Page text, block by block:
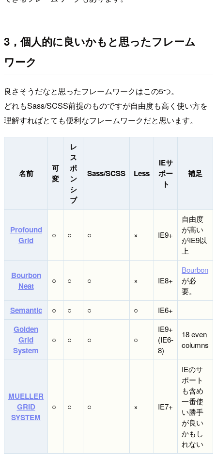
3，個人的に良いかもと思ったフレーム
ワーク
良さそうだなと思ったフレームワークはこの5つ。
どれもSass/SCSS前提のものですが自由度も高く使い方を
理解すればとても便利なフレームワークだと思います。
名前
可
変
レ
ス
ポ
ン
シ
ブ
Sass/SCSS Less
IEサ
ポー
ト
補足
Profound
Grid
○ ○ ○ × IE9+
自由度
が高い
がIE9以
上
Bourbon
Neat
○ ○ ○ × IE8+
Bourbon
が必
要。
Semantic ○ ○ ○ ○ IE6+
Golden
Grid
System
○ ○ ○ ○
IE9+
(IE6-
8)
18 even
columns
MUELLER
GRID
SYSTEM
○ ○ ○ × IE7+
IEのサ
ポート
も含め
一番使
い勝手
が良い
かもし
れない